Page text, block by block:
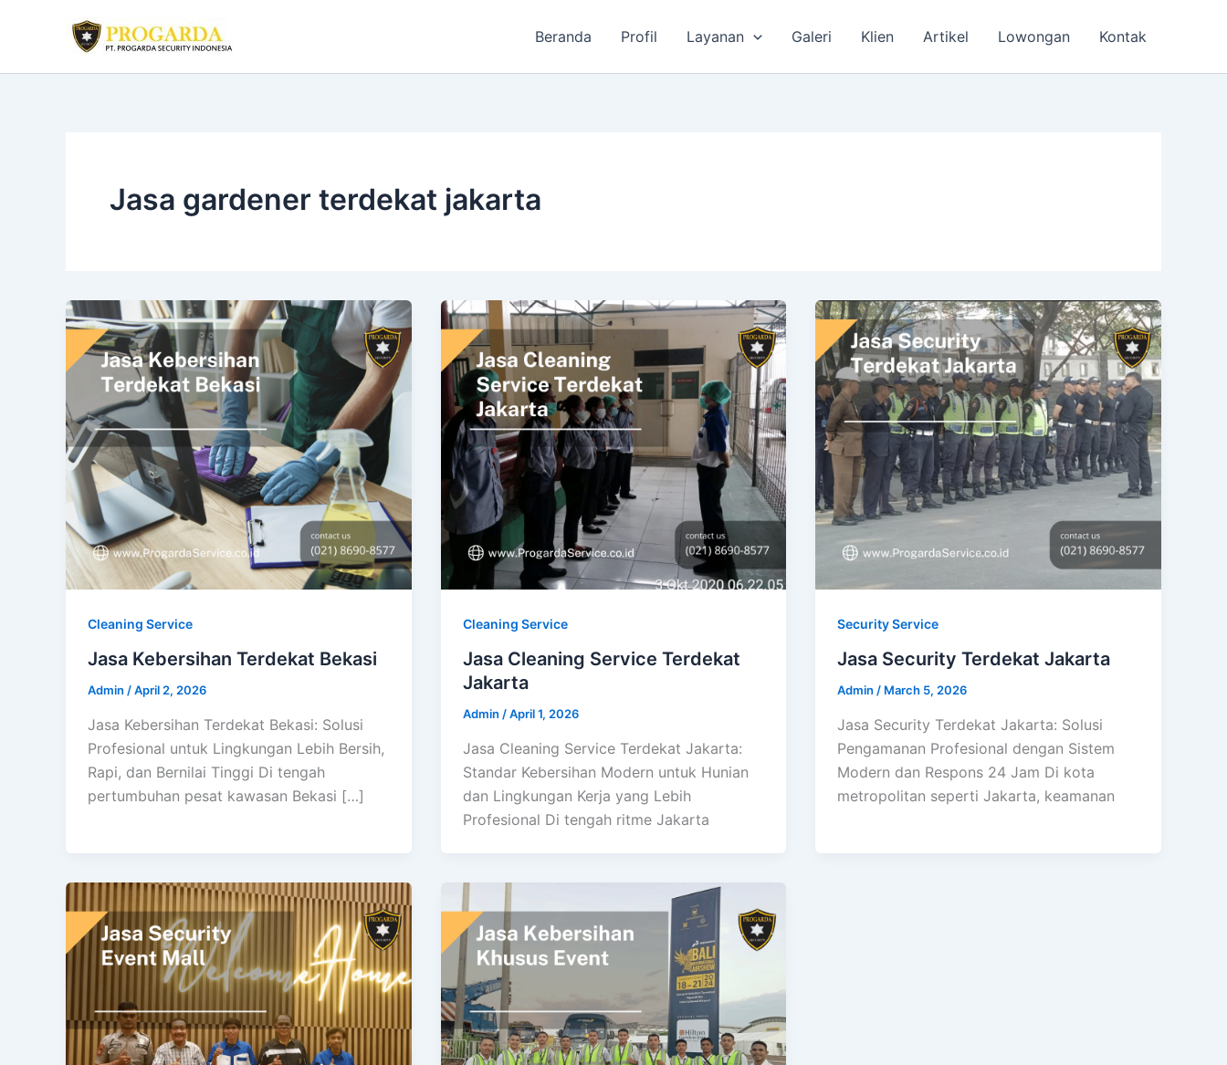
Beranda Profil Layanan Galeri Klien Artikel Lowongan Kontak
Jasa gardener terdekat jakarta
Cleaning Service
Jasa Kebersihan Terdekat Bekasi
Admin /April 2, 2026
Jasa Kebersihan Terdekat Bekasi: Solusi
Profesional untuk Lingkungan Lebih Bersih,
Rapi, dan Bernilai Tinggi Di tengah
pertumbuhan pesat kawasan Bekasi […]
Cleaning Service
Jasa Cleaning Service Terdekat
Jakarta
Admin /April 1, 2026
Jasa Cleaning Service Terdekat Jakarta:
Standar Kebersihan Modern untuk Hunian
dan Lingkungan Kerja yang Lebih
Profesional Di tengah ritme Jakarta
Security Service
Jasa Security Terdekat Jakarta
Admin / March 5, 2026
Jasa Security Terdekat Jakarta: Solusi
Pengamanan Profesional dengan Sistem
Modern dan Respons 24 Jam Di kota
metropolitan seperti Jakarta, keamanan